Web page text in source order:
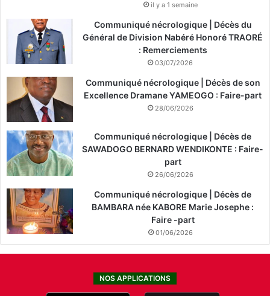
il y a 1 semaine
Communiqué nécrologique | Décès du
Général de Division Nabéré Honoré TRAORÉ
: Remerciements
03/07/2026
Communiqué nécrologique | Décès de son
Excellence Dramane YAMEOGO : Faire-part
28/06/2026
Communiqué nécrologique | Décès de
SAWADOGO BERNARD WENDIKONTE : Faire-
part
26/06/2026
Communiqué nécrologique | Décès de
BAMBARA née KABORE Marie Josephe :
Faire -part
01/06/2026
NOS APPLICATIONS